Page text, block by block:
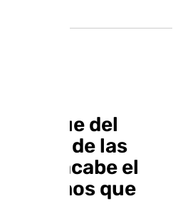
Parque del
de las
acabe el
que